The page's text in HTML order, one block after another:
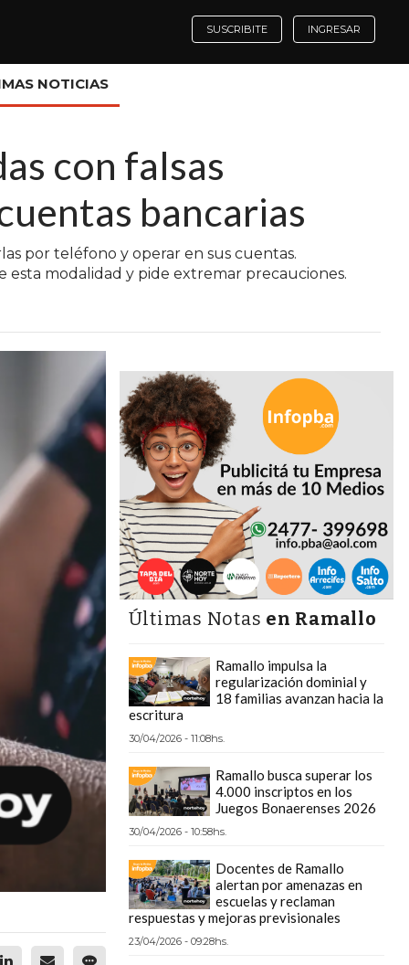
SUSCRIBITE INGRESAR
NOTICIAS
con falsas
bancarias
por teléfono y operar en sus cuentas.
esta modalidad y pide extremar precauciones.
Últimas Notas en Ramallo
Ramallo impulsa la
regularización dominial y
18 familias avanzan hacia la
escritura
30/04/2026 - 11:08hs.
Ramallo busca superar los
4.000 inscriptos en los
Juegos Bonaerenses 2026
30/04/2026 - 10:58hs.
Docentes de Ramallo
alertan por amenazas en
escuelas y reclaman
respuestas y mejoras previsionales
23/04/2026 - 09:28hs.